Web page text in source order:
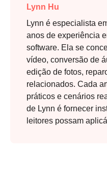
Lynn Hu
Lynn é especialista
anos de experiência
software. Ela se
vídeo, conversão de
edição de fotos,
relacionados. Cada
práticos e cenários
de Lynn é fornecer
leitores possam